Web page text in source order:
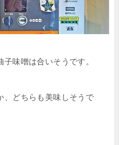
味噌は合いそうです。
、どちらも美味しそうで